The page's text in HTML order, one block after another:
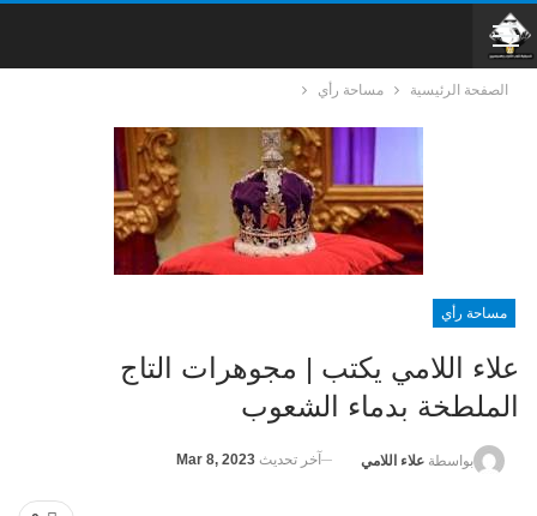
الصفحة الرئيسية مساحة رأي
مساحة رأي
علاء اللامي يكتب | مجوهرات التاج
الملطخة بدماء الشعوب
بواسطة علاء اللامي آخر تحديث Mar 8, 2023